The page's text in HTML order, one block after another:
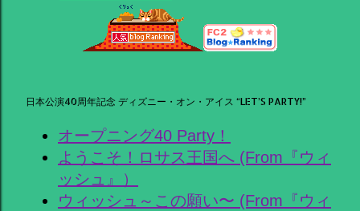
日本公演40周年記念 ディズニー・オン・アイス “LET’S PARTY!”
オープニング40 Party！
ようこそ！ロサス王国へ (From『ウィ
ッシュ』）
ウィッシュ～この願い〜 (From『ウィ